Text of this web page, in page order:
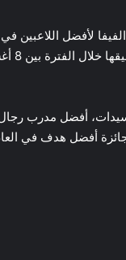
لأفضل اللاعبين
مدرب للسيدات، أفضل
أفضل هدف في